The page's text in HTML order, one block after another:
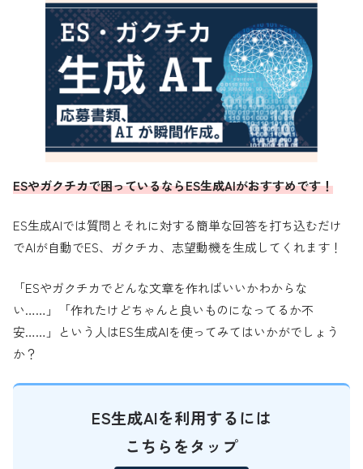
ESやガクチカで困っているならES生成AIがおすすめです！
ES生成AIでは質問とそれに対する簡単な回答を打ち込むだけ
でAIが自動でES、ガクチカ、志望動機を生成してくれます！
「ESやガクチカでどんな文章を作ればいいかわからな
い……」「作れたけどちゃんと良いものになってるか不
安……」という人はES生成AIを使ってみてはいかがでしょう
か？
ES生成AIを利用するには
こちらをタップ